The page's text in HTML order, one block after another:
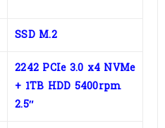
SSD M.2
2242 PCIe 3.0 x4 NVMe
+ 1TB HDD 5400rpm
2.5″